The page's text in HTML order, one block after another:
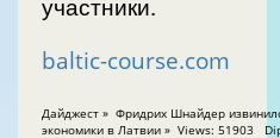
baltic-course.com
Дайджест » Фридрих Шнайдер